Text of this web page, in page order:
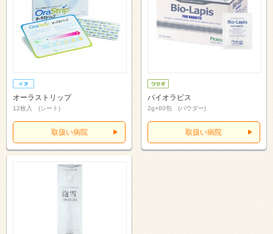
オーラストリップ
12枚入 (シート)
取扱い病院
バイオラピス
2g×60包 (パウダー)
取扱い病院